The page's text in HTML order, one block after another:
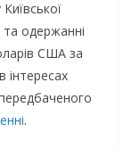
одержанні
США за
інтересах
.